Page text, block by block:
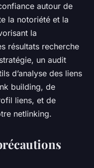
autour de
la notoriété et la
la
résultats recherche
un audit
d’analyse des liens
building, de
liens, et de
netlinking.